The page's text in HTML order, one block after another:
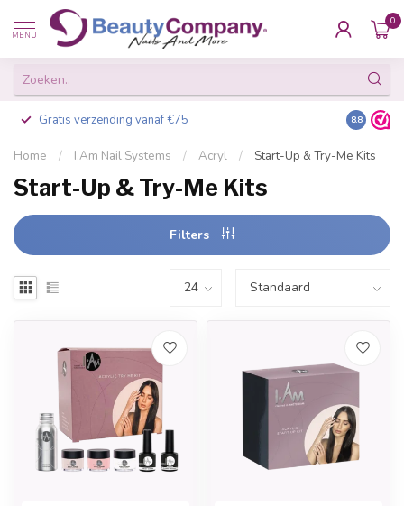
MENU
0
Gratis verzending vanaf €75 Besteld
8.8
Home / I.Am Nail Systems / Acryl / Start-Up & Try-Me Kits
Start-Up & Try-Me Kits
Filters